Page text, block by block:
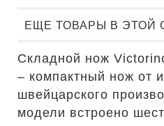
ЕЩЕ ТОВАРЫ В ЭТОЙ
Складной нож
– компактный нож от
швейцарского
модели встроено